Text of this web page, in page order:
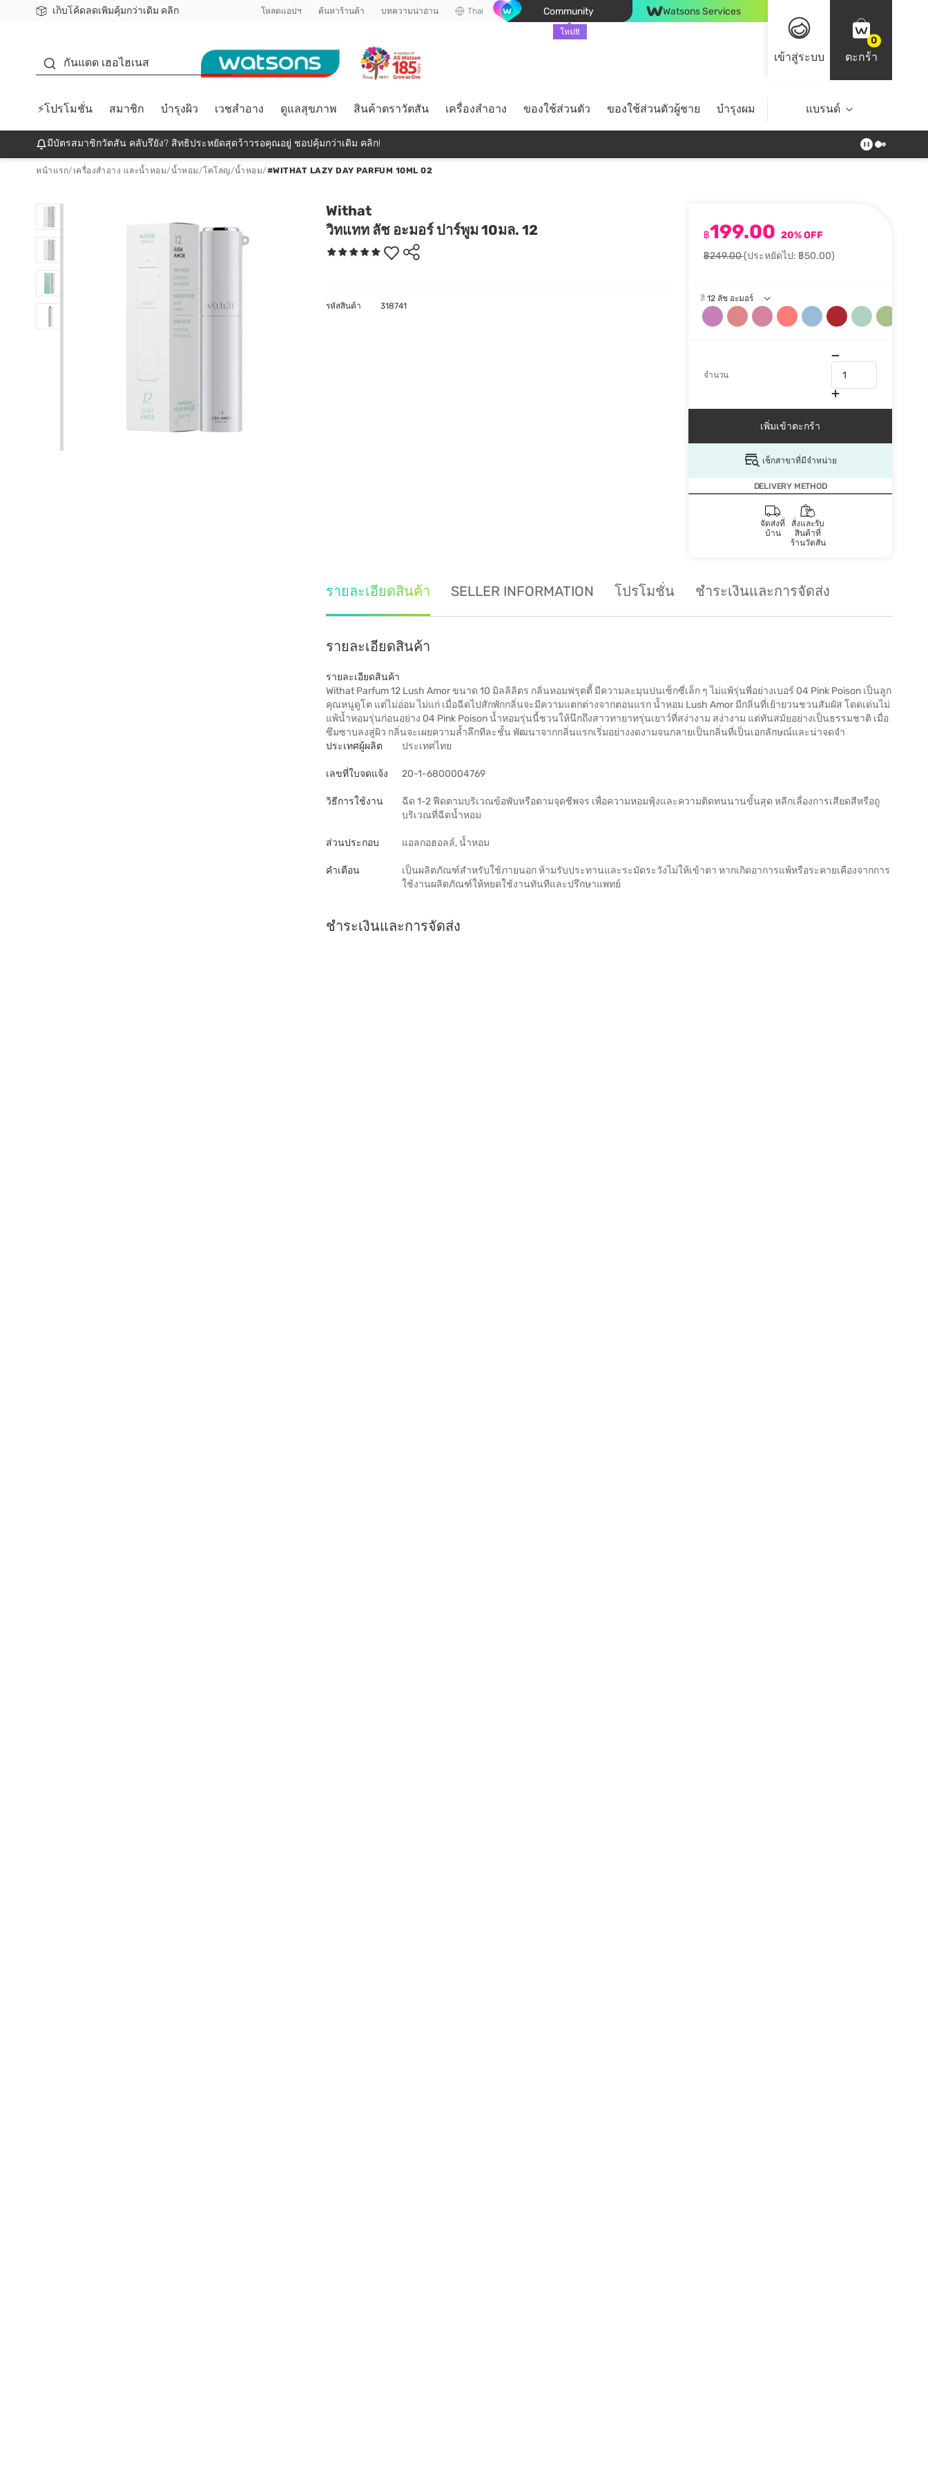
เก็บโค้ดลดเพิ่มคุ้มกว่าเดิม คลิก
ชอปออนไลน์ครั้งแรก ลดเพิ่มจุก ๆ 10%! 🎉
📦ส่งฟรี! เมื่อชอป 499฿
สมาชิกวัตสัน คลับดียังไง? โหลดแอปฯ ค้นหาร้านค้า บทความน่าอ่าน Thai Community
ใหม่!!
Watsons Services
เข้าสู่ระบบ
0
ตะกร้า
กันแดด เฮอไฮเนส
⚡โปรโมชั่น สมาชิก บำรุงผิว เวชสำอาง ดูแลสุขภาพ สินค้าตราวัตสัน เครื่องสำอาง ของใช้ส่วนตัว ของใช้ส่วนตัวผู้ชาย บำรุงผม ไลฟ์สไตล์ Top Brands
แบรนด์
มีบัตรสมาชิกวัตสัน คลับรึยัง? สิทธิประหยัดสุดว้าวรอคุณอยู่ ชอปคุ้มกว่าเดิม คลิก!
หน้าแรก/ เครื่องสำอาง และน้ำหอม/น้ำหอม/โคโลญ/น้ำหอม/#WITHAT LAZY DAY PARFUM 10ML 02
Withat
วิทแทท ลัช อะมอร์ ปาร์พูม 10มล. 12
฿199.00 20% OFF
฿249.00(ประหยัดไป: ฿50.00)
สี 12 ลัช อะมอร์
จำนวน
เพิ่มเข้าตะกร้า
เช็กสาขาที่มีจำหน่าย
DELIVERY METHOD
จัดส่งที่
บ้าน
สั่งและรับ
สินค้าที่
ร้านวัตสัน
รหัสสินค้า 318741
รายละเอียดสินค้า SELLER INFORMATION โปรโมชั่น ชำระเงินและการจัดส่ง
รายละเอียดสินค้า
รายละเอียดสินค้า
Withat Parfum 12 Lush Amor ขนาด 10 มิลลิลิตร กลิ่นหอมฟรุตตี้ มีความละมุนปนเซ็กซี่เล็ก ๆ ไม่แพ้รุ่นพี่อย่างเบอร์ 04 Pink Poison เป็นลูก
คุณหนูดูโต แต่ไม่อ่อม ไม่แก่ เมื่อฉีดไปสักพักกลิ่นจะมีความแตกต่างจากตอนแรก น้ำหอม Lush Amor มีกลิ่นที่เย้ายวนชวนสัมผัส โดดเด่นไม่
แพ้น้ำหอมรุ่นก่อนอย่าง 04 Pink Poison น้ำหอมรุ่นนี้ชวนให้นึกถึงสาวทายาทรุ่นเยาว์ที่สง่างาม สง่างาม แต่ทันสมัยอย่างเป็นธรรมชาติ เมื่อ
ซึมซาบลงสู่ผิว กลิ่นจะเผยความล้ำลึกทีละชั้น พัฒนาจากกลิ่นแรกเริ่มอย่างงดงามจนกลายเป็นกลิ่นที่เป็นเอกลักษณ์และน่าจดจำ
ประเทศผู้ผลิต
ประเทศไทย
เลขที่ใบจดแจ้ง 20-1-6800004769
วิธีการใช้งาน
ฉีด 1-2 ฟืดตามบริเวณข้อพับหรือตามจุดชีพจร เพื่อความหอมฟุ้งและความติดทนนานขั้นสุด หลีกเลื่องการเสียดสีหรือถู
บริเวณที่ฉีดน้ำหอม
ส่วนประกอบ แอลกอฮอลล์, น้ำหอม
คำเตือน
เป็นผลิตภัณฑ์สำหรับใช้ภายนอก ห้ามรับประทานและระมัดระวังไม่ให้เข้าตา หากเกิดอาการแพ้หรือระคายเคืองจากการ
ใช้งานผลิตภัณฑ์ให้หยดใช้งานทันทีและปรึกษาแพทย์
ชำระเงินและการจัดส่ง